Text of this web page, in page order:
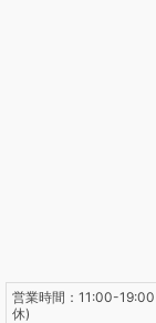
営業時間：11:00-
休)